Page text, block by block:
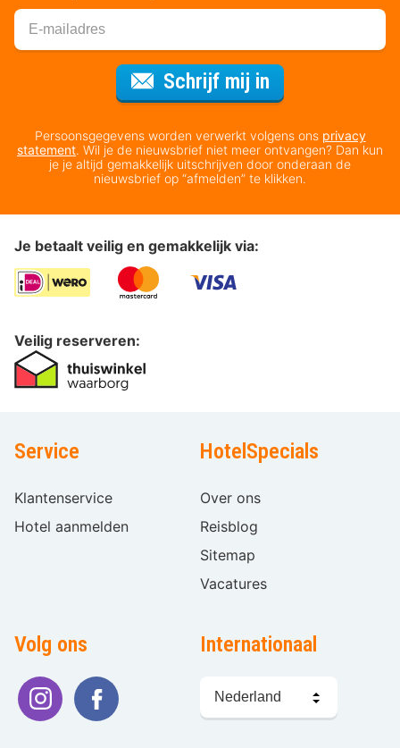
Schrijf mij in
Persoonsgegevens worden verwerkt volgens ons privacy
statement. Wil je de nieuwsbrief niet meer ontvangen? Dan kun
je je altijd gemakkelijk uitschrijven door onderaan de
nieuwsbrief op “afmelden” te klikken.
Je betaalt veilig en gemakkelijk via:
Veilig reserveren:
Service
Klantenservice
Hotel aanmelden
HotelSpecials
Over ons
Reisblog
Sitemap
Vacatures
Volg ons Internationaal
kiezen